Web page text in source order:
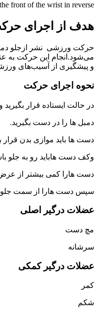
front of the wrist in reverse
هدف از اجرای
حرکت ورزشی نشر ازجلو
می‌شود.انجام این حرکت به
و پیشگیری از آسیب‌های
نحوه اجرای حرکت
در حالت ایستاده قرار بگیرید
دمبل ها را در دست بگیرید.
دست ها باید موازی بدن قرار
وکف دست هاباید رو به جلو
دست هارا کمی بیشتر از عرض
سپس دست هارا از سمت جلو
عضلات درگیر اصلی
مچ دست
سرشانه
عضلات درگیر کمکی
کمر
شکم